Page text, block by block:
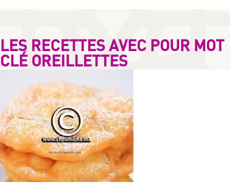
LES RECETTES AVEC POUR MOT
CLÉ OREILLETTES